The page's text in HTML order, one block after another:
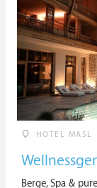
HOTEL MASL
Berge, Spa &